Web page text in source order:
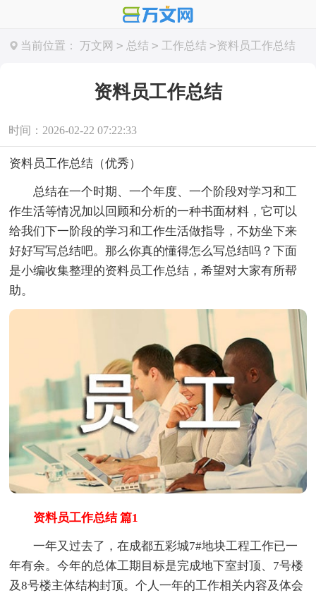
当前位置： 万文网 > 总结 > 工作总结 >资料员工作总结
资料员工作总结
时间：2026-02-22 07:22:33
资料员工作总结（优秀）
总结在一个时期、一个年度、一个阶段对学习和工
作生活等情况加以回顾和分析的一种书面材料，它可以
给我们下一阶段的学习和工作生活做指导，不妨坐下来
好好写写总结吧。那么你真的懂得怎么写总结吗？下面
是小编收集整理的资料员工作总结，希望对大家有所帮
助。
资料员工作总结 篇1
一年又过去了，在成都五彩城7#地块工程工作已一
年有余。今年的总体工期目标是完成地下室封顶、7号楼
及8号楼主体结构封顶。个人一年的工作相关内容及体会